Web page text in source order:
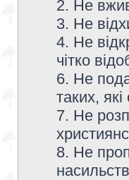
2. Не
3. Не
4. Не
чітко
6. Не
таких,
7. Не
8. Не